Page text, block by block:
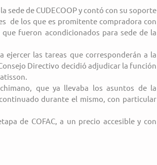
sede de CUDECOOP y contó con su soporte
de los que es promitente compradora con
fueron acondicionados para sede de la
ejercer las tareas que corresponderán a la
Directivo decidió adjudicar la función
que ya llevaba los asuntos de la
durante el mismo, con particular
de COFAC, a un precio accesible y con